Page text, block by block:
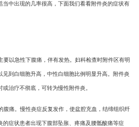
当中出现的几率很高，下面我们看看附件炎的症状有
要以急性下腹痛，伴有发热。妇科检查时附件区有明
见到白细胞升高，中性白细胞比例明显升高。附件炎
治疗不彻底，可转为慢性附件炎。
腹痛。慢性炎症反复发作，使盆腔充血，结缔组织纤
的症状患者出现下腹部坠胀、疼痛及腰骶酸痛等症